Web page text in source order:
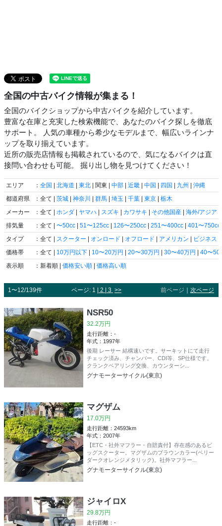
全国の中古バイク情報が集まる！
全国のバイクショップから中古バイクを紹介しています。
豊富な在庫と充実した検索機能で、あなたのバイク探しを徹底
サポート。 人気の車種から希少なモデルまで、幅広いラインナ
ップを取り揃えています。
近所の販売店情報も掲載されているので、気になるバイクは直
接問い合わせも可能。 掘り出し物を見つけてください！
エリア ： 全国 | 北海道 | 東北 | 関東 | 中部 | 近畿 | 中国 | 四国 | 九州 | 沖縄
都道府県
：全て | 茨城 | 神奈川 | 群馬 | 埼玉 | 千葉 | 東京 | 栃木
メーカー
：全て | ホンダ | ヤマハ | スズキ | カワサキ | その他国産 | 海外/アジア
排気量
：全て | 〜50cc | 51〜125cc | 126〜250cc | 251〜400cc | 401〜750cc
タイプ
：全て | スクーター | オンロード | オフロード | アメリカン | ビジネス
価格帯
：全て | 10万円以下 | 10〜20万円 | 20〜30万円 | 30〜40万円 | 40〜50
表示順
：新着順 | 価格安い順 | 価格高い順
1〜12/139件 ページ: 1 | 2 3 >> 前ページ 次ページ
NSR50
32.2万円
走行距離：-
年式：1997年
後期 レーサー 結構速いです。サーキットにて走行
チェック済み、チャンバー、CDI等、SP仕様です。
クランクベアリング交換、カウンターシ...
グナモーターサイクル(東京)
マグザム
17.0万円
走行距離：24593km
年式：2007年
【ETC・社外マフラー・自賠責付】存在感のあるビ
ッグスクーター。マグザムのブラウンカラー(ベリー
ダークオレンジメタリック)。社外マフラー...
グナモーターサイクル(東京)
ジャイロX
29.8万円
走行距離：-